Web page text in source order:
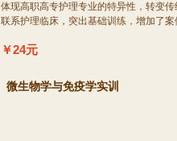
体现高职高专护理专业的特异性，转变
联系护理临床，突出基础训练，增加了
￥24元
微生物学与免疫学实训